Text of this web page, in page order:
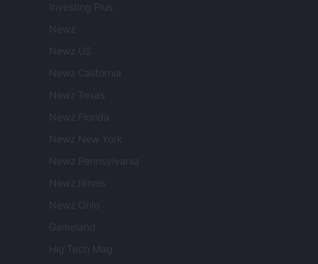
Investing Plus
Newz
Newz US
Newz California
Newz Texas
Newz Florida
Newz New York
Newz Pennsylvania
Newz Illinois
Newz Ohio
Gameland
Hig Tech Mag